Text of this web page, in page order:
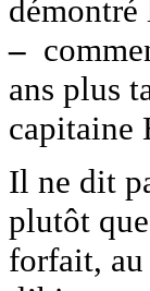
–
ans plus
capitaine
Il ne dit
plutôt
forfait,